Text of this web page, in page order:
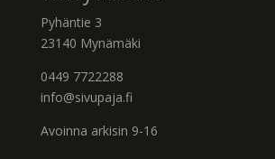
Pyhäntie 3
23140 Mynämäki
0449 7722288
info@sivupaja.fi
Avoinna arkisin 9-16